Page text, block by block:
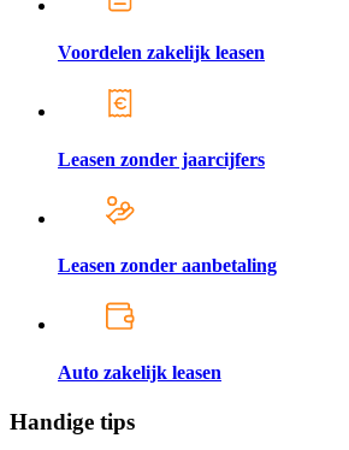
Voordelen zakelijk leasen
Leasen zonder jaarcijfers
Leasen zonder aanbetaling
Auto zakelijk leasen
Handige tips